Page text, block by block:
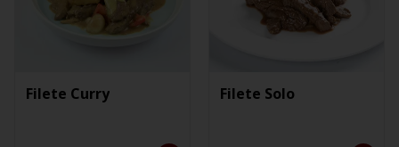
Filete Curry Filete Solo